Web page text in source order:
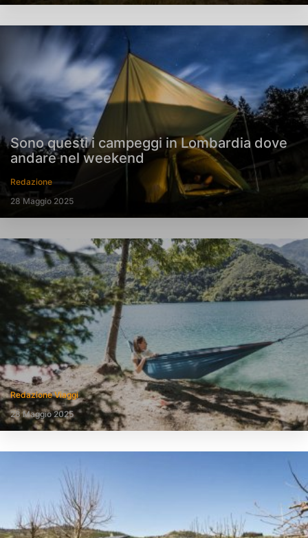
Sono questi i campeggi in Lombardia dove
andare nel weekend
Redazione
28 Maggio 2025
Redazione Viaggi
28 Maggio 2025